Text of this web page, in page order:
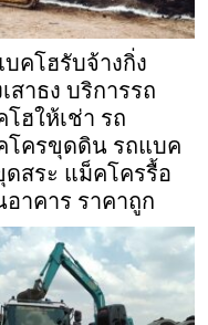
คโฮรับจ้างกิ่ง
สาธง บริการรถ
ฮให้เช่า รถ
โครขุดดิน รถแบค
สระ แม็คโครรื้อ
าคาร ราคาถูก